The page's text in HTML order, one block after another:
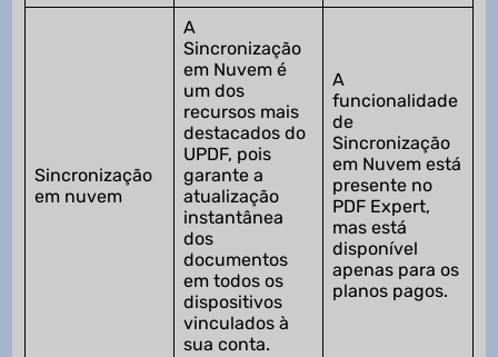
Sincronização
em nuvem
A
Sincronização
em Nuvem é
um dos
recursos mais
destacados do
UPDF, pois
garante a
atualização
instantânea
dos
documentos
em todos os
dispositivos
vinculados à
sua conta.
A
funcionalidade
de
Sincronização
em Nuvem está
presente no
PDF Expert,
mas está
disponível
apenas para os
planos pagos.